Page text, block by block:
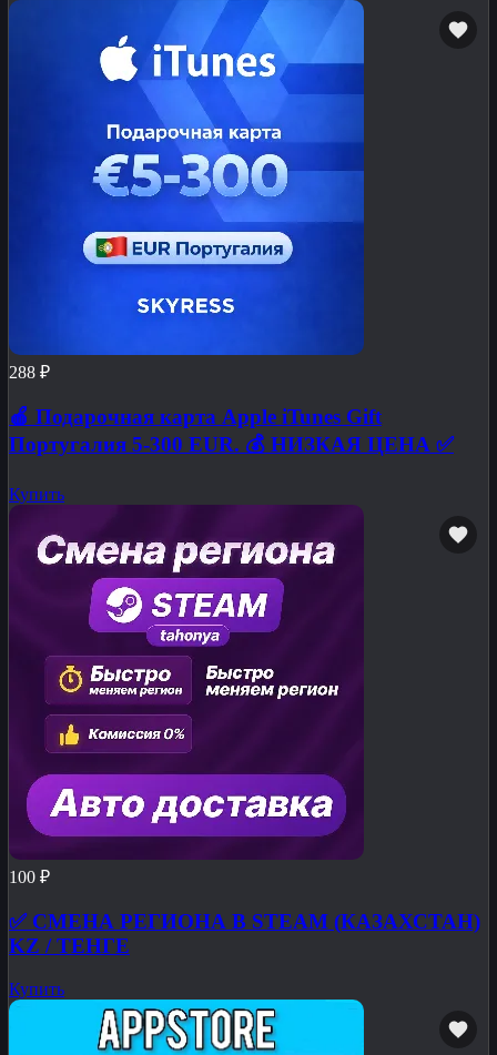
288 ₽
🍎 Подарочная карта Apple iTunes Gift
Португалия 5-300 EUR. 💰 НИЗКАЯ ЦЕНА ✅
Купить
100 ₽
✅ СМЕНА РЕГИОНА В STEAM (КАЗАХСТАН)
KZ / ТЕНГЕ
Купить